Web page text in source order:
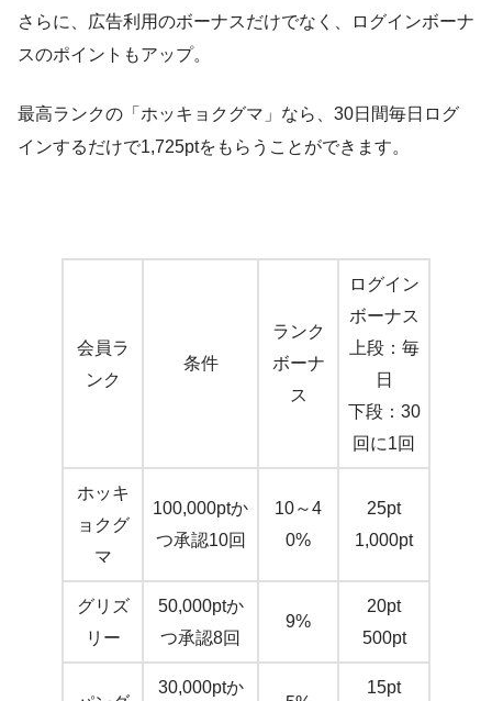
さらに、広告利用のボーナスだけでなく、ログインボーナ
スのポイントもアップ。
最高ランクの「ホッキョクグマ」なら、30日間毎日ログ
インするだけで1,725ptをもらうことができます。
会員ラ
ンク
条件
ランク
ボーナ
ス
ログイン
ボーナス
上段：毎
日
下段：30
回に1回
ホッキ
ョクグ
マ
100,000ptか
つ承認10回
10～4
0%
25pt
1,000pt
グリズ
リー
50,000ptか
つ承認8回
9%
20pt
500pt
30,000ptか
15pt